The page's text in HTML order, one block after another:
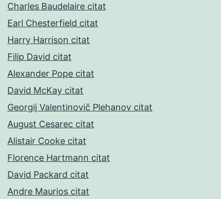
Charles Baudelaire citat
Earl Chesterfield citat
Harry Harrison citat
Filip David citat
Alexander Pope citat
David McKay citat
Georgij Valentinovič Plehanov citat
August Cesarec citat
Alistair Cooke citat
Florence Hartmann citat
David Packard citat
Andre Maurios citat